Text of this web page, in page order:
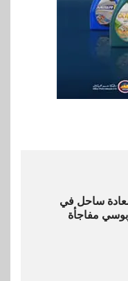
تتشاركان
للسياحة
الأوسط
ساحل في
مفاجأة